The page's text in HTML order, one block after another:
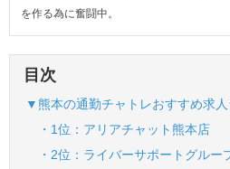
を作る為に奮闘中。
目次
▼熊本の通勤チャトレおすすめ求
・1位：アリアチャット熊本店
・2位：ライバーサポートグルー